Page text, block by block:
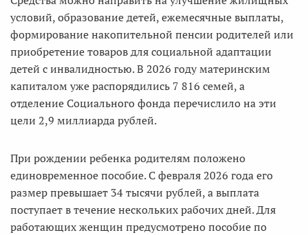
условий, образование детей, ежемесячные выплаты,
формирование накопительной пенсии родителей или
приобретение товаров для социальной адаптации
детей с инвалидностью. В 2026 году материнским
капиталом уже распорядились 7 816 семей, а
отделение Социального фонда перечислило на эти
цели 2,9 миллиарда рублей.
При рождении ребенка родителям положено
единовременное пособие. С февраля 2026 года его
размер превышает 34 тысячи рублей, а выплата
поступает в течение нескольких рабочих дней. Для
работающих женщин предусмотрено пособие по